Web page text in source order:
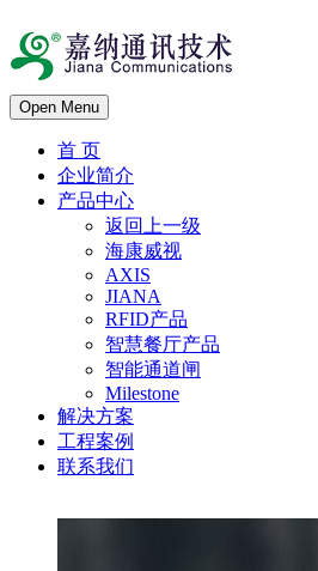
Open Menu
首 页
企业简介
产品中心
返回上一级
海康威视
AXIS
JIANA
RFID产品
智慧餐厅产品
智能通道闸
Milestone
解决方案
工程案例
联系我们